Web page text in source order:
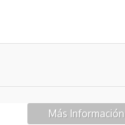
Más Información